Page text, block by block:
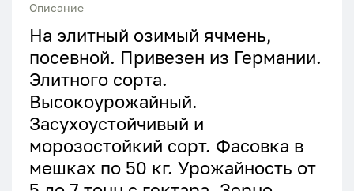
Описание
На элитный озимый ячмень,
посевной. Привезен из Германии.
Элитного сорта.
Высокоурожайный.
Засухоустойчивый и
морозостойкий сорт. Фасовка в
мешках по 50 кг. Урожайность от